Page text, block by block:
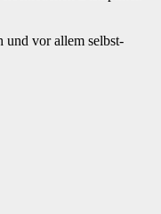
und vor allem selbst-